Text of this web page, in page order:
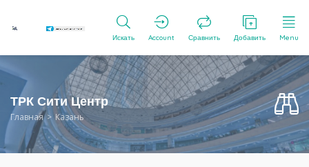
Искать Account Сравнить Добавить Menu
ТРК Сити Центр
Главная Казань